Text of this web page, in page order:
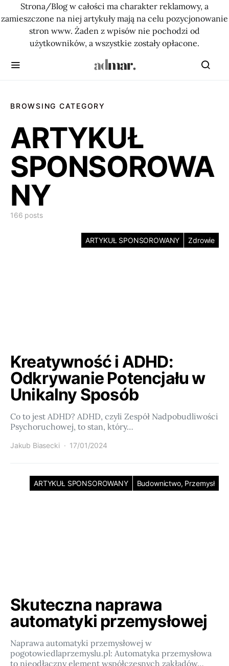
Strona/Blog w całości ma charakter reklamowy, a
zamieszczone na niej artykuły mają na celu pozycjonowanie
stron www. Żaden z wpisów nie pochodzi od
użytkowników, a wszystkie zostały opłacone.
BROWSING CATEGORY
ARTYKUŁ
SPONSOROWA
NY
166 posts
ARTYKUŁ SPONSOROWANY Zdrowie
Kreatywność i ADHD:
Odkrywanie Potencjału w
Unikalny Sposób
Co to jest ADHD? ADHD, czyli Zespół Nadpobudliwości
Psychoruchowej, to stan, który…
Jakub Biasecki 17/01/2024
ARTYKUŁ SPONSOROWANY Budownictwo, Przemysł
Skuteczna naprawa
automatyki przemysłowej
Naprawa automatyki przemysłowej w
pogotowiedlaprzemyslu.pl: Automatyka przemysłowa
to nieodłączny element współczesnych zakładów…